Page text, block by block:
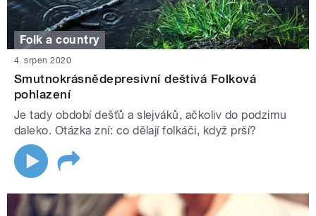
Folk a country
4. srpen 2020
Smutnokrásnědepresivní deštivá Folková
pohlazení
Je tady období dešťů a slejváků, ačkoliv do podzimu
daleko. Otázka zní: co dělají folkáči, když prší?